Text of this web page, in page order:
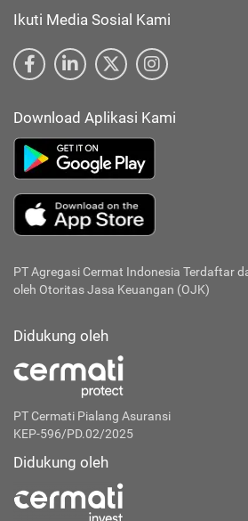
Ikuti Media Sosial Kami
Download Aplikasi Kami
PT Agregasi Cermat Indonesia Terdaftar
oleh Otoritas Jasa Keuangan (OJK)
Didukung oleh
PT Cermati Pialang Asuransi
KEP-596/PD.02/2025
Didukung oleh